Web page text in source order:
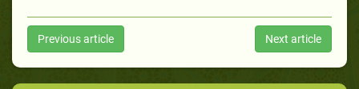
Previous article Next article